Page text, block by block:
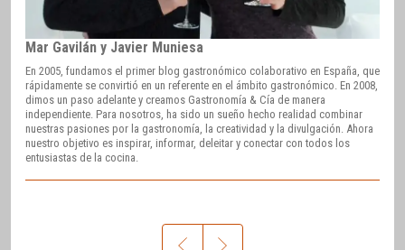
Mar Gavilán y Javier Muniesa
En 2005, fundamos el primer blog gastronómico colaborativo en España, que
rápidamente se convirtió en un referente en el ámbito gastronómico. En 2008,
dimos un paso adelante y creamos Gastronomía & Cía de manera
independiente. Para nosotros, ha sido un sueño hecho realidad combinar
nuestras pasiones por la gastronomía, la creatividad y la divulgación. Ahora
nuestro objetivo es inspirar, informar, deleitar y conectar con todos los
entusiastas de la cocina.